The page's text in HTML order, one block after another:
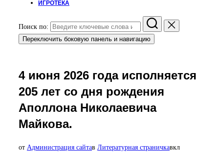
ИГРОТЕКА
Поиск по:
Переключить боковую панель и навигацию
4 июня 2026 года исполняется
205 лет со дня рождения
Аполлона Николаевича
Майкова.
от Администрация сайтав Литературная страничкавкл